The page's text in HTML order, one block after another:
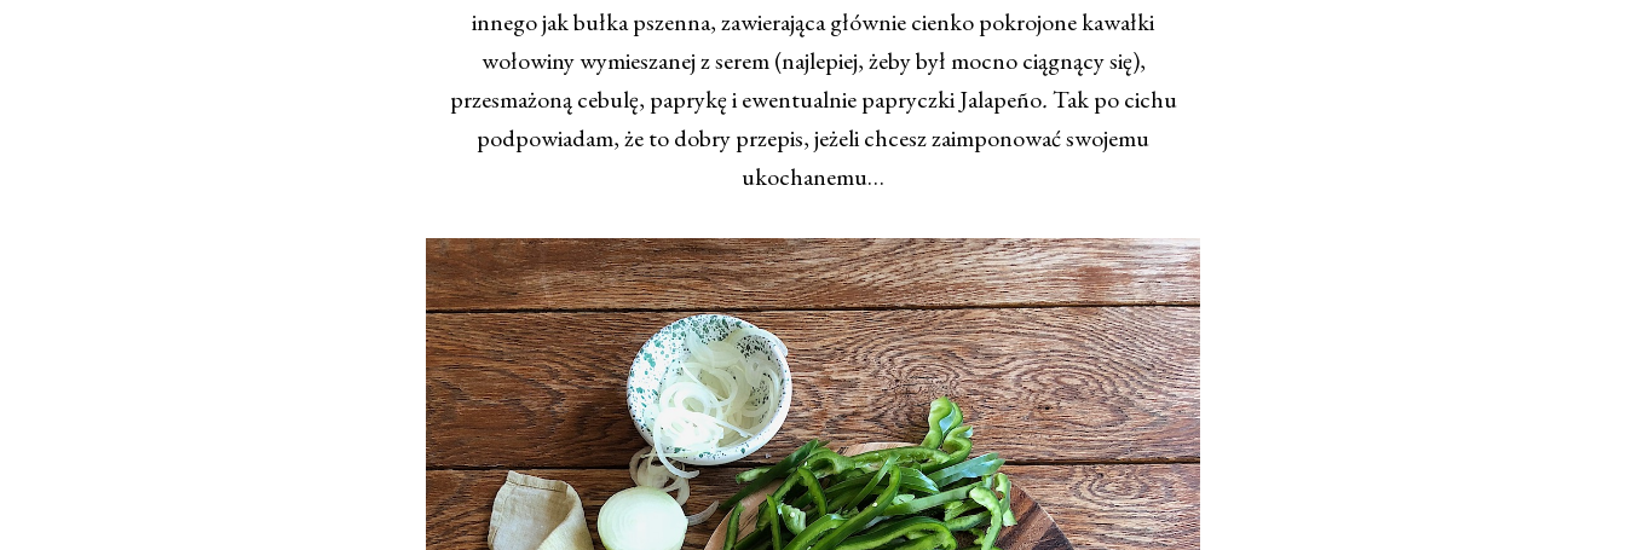
innego jak bułka pszenna, zawierająca głównie cienko pokrojone kawałki
wołowiny wymieszanej z serem (najlepiej, żeby był mocno ciągnący się),
przesmażoną cebulę, paprykę i ewentualnie papryczki Jalapeño.Tak po cichu
podpowiadam, że to dobry przepis, jeżeli chcesz zaimponować swojemu
ukochanemu…